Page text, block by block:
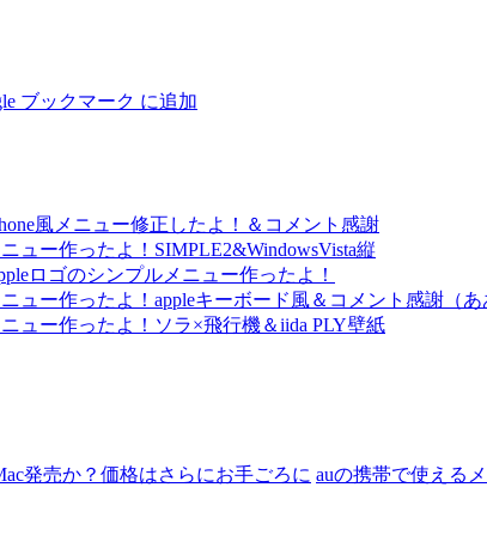
風メニュー修正したよ！＆コメント感謝
ュー作ったよ！SIMPLE2&WindowsVista縦
ロゴのシンプルメニュー作ったよ！
ュー作ったよ！appleキーボード風＆コメント感謝（あ
ュー作ったよ！ソラ×飛行機＆iida PLY壁紙
発売か？価格はさらにお手ごろに auの携帯で使える